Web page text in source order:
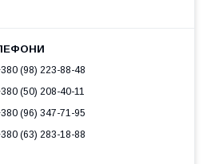
(98) 223-88-48
(50) 208-40-11
(96) 347-71-95
(63) 283-18-88